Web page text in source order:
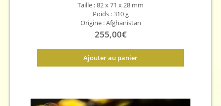
Taille : 82 x 71 x 28 mm
Poids : 310 g
Origine : Afghanistan
255,00€
Ajouter au panier